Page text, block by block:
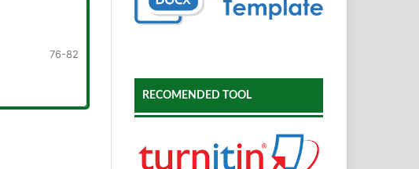
76-82
RECOMENDED TOOL